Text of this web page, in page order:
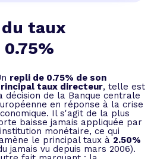
du taux
repli de 0.75% de son
taux directeur, telle est
décision de la Banque centrale
en réponse à la crise
Il s'agit de la plus
baisse jamais appliquée par
monétaire, ce qui
le principal taux à 2.50%
jamais vu depuis mars 2006).